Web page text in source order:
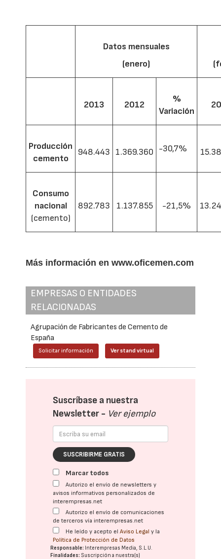
Datos mensuales
(enero)
2013 2012
%
Variación
Producción
cemento
948.443 1.369.360 -30,7%
Consumo
nacional
(cemento)
892.783 1.137.855 -21,5%
Más información enwww.oficemen.com
EMPRESAS O ENTIDADES
RELACIONADAS
Agrupación de Fabricantes de Cemento de
España
Solicitar información Ver stand virtual
Suscríbase a nuestra
Newsletter - Ver ejemplo
SUSCRIBIRME GRATIS
Marcar todos
Autorizo el envío de newsletters y
avisos informativos personalizados de
interempresas.net
Autorizo el envío de comunicaciones
de terceros vía interempresas.net
He leído y acepto elAviso Legal y la
Política de Protección de Datos
Responsable: Interempresas Media, S.L.U.
Finalidades: Suscripción a nuestra(s)